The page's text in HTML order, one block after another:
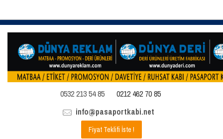
0532 213 54 85
0212 462 70 85
info@pasaportkabi.net
Fiyat Teklifi İste !